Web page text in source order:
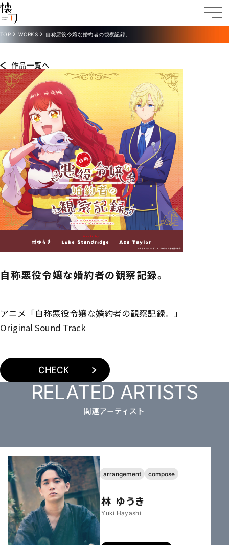
TOP WORKS 自称悪役令嬢な婚約者の観察記録。
作品一覧へ
自称悪役令嬢な婚約者の観察記録。
アニメ「自称悪役令嬢な婚約者の観察記録。」
Original Sound Track
CHECK
RELATED ARTISTS
関連アーティスト
arrangement compose
林 ゆうき
Yuki Hayashi